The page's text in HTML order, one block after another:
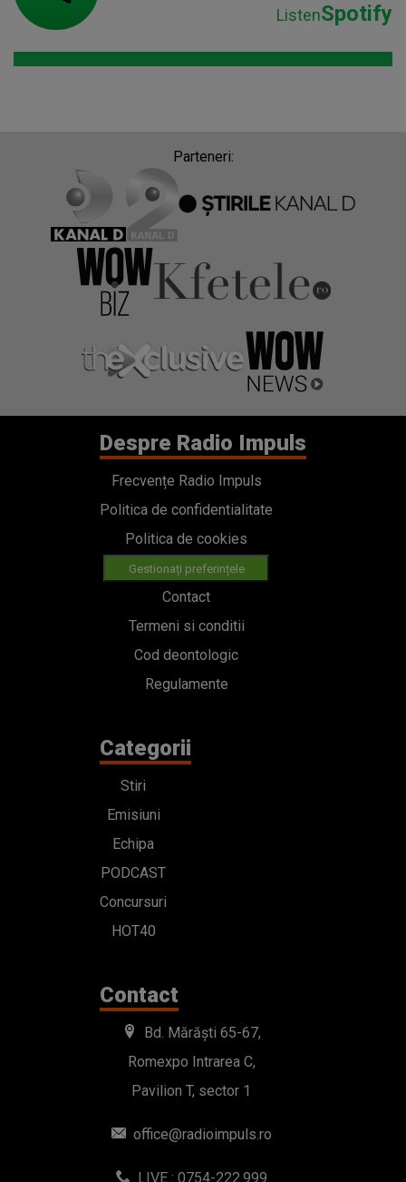
ListenSpotify
Parteneri:
Despre Radio Impuls
Frecvențe Radio Impuls
Politica de confidentialitate
Politica de cookies
Gestionați preferințele
Contact
Termeni si conditii
Cod deontologic
Regulamente
Categorii
Stiri
Emisiuni
Echipa
PODCAST
Concursuri
HOT40
Contact
Bd. Mărăști 65-67,
Romexpo Intrarea C,
Pavilion T, sector 1
office@radioimpuls.ro
LIVE : 0754-222.999